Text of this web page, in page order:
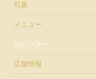
写真
メニュー
カレンダー
店舗情報